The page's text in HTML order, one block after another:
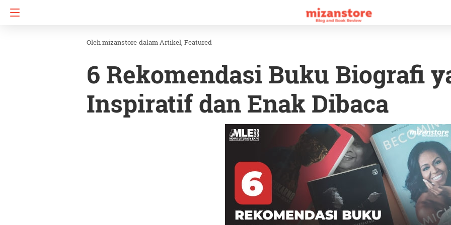
mizanstore dalamArtikel Featured
6 Rekomendasi Buku Biografi
Inspiratif dan Enak Dibaca